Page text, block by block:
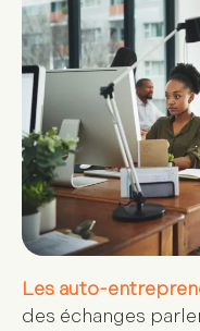
Les auto-
des échanges